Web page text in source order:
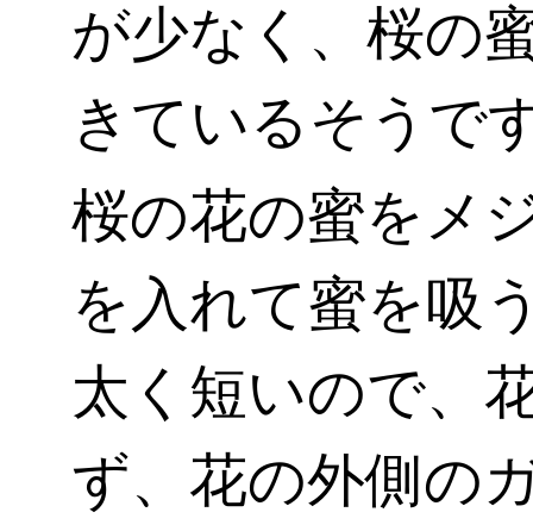
が少なく、桜の
きているそうで
桜の花の蜜をメ
を入れて蜜を吸
太く短いので、
ず、花の外側の